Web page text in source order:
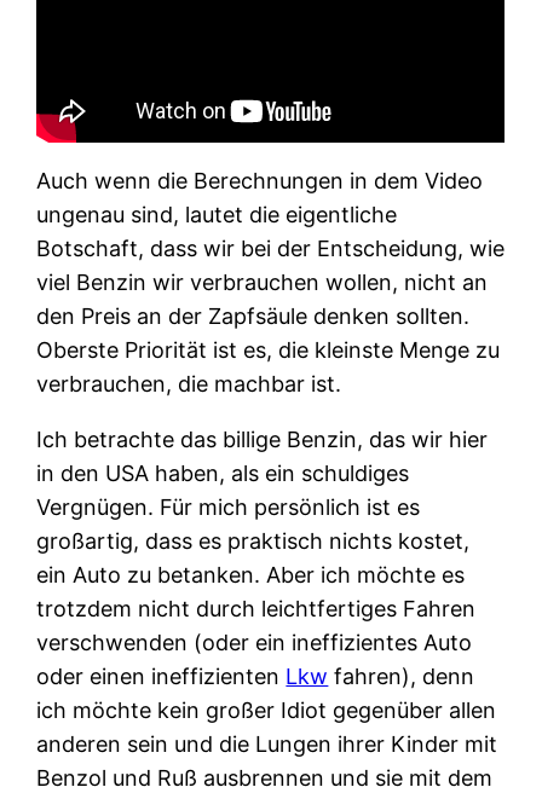
Auch wenn die Berechnungen in dem Video
ungenau sind, lautet die eigentliche
Botschaft, dass wir bei der Entscheidung, wie
viel Benzin wir verbrauchen wollen, nicht an
den Preis an der Zapfsäule denken sollten.
Oberste Priorität ist es, die kleinste Menge zu
verbrauchen, die machbar ist.
Ich betrachte das billige Benzin, das wir hier
in den USA haben, als ein schuldiges
Vergnügen. Für mich persönlich ist es
großartig, dass es praktisch nichts kostet,
ein Auto zu betanken. Aber ich möchte es
trotzdem nicht durch leichtfertiges Fahren
verschwenden (oder ein ineffizientes Auto
oder einen ineffizienten Lkw fahren), denn
ich möchte kein großer Idiot gegenüber allen
anderen sein und die Lungen ihrer Kinder mit
Benzol und Ruß ausbrennen und sie mit dem